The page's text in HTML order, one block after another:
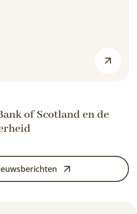
of Scotland en de